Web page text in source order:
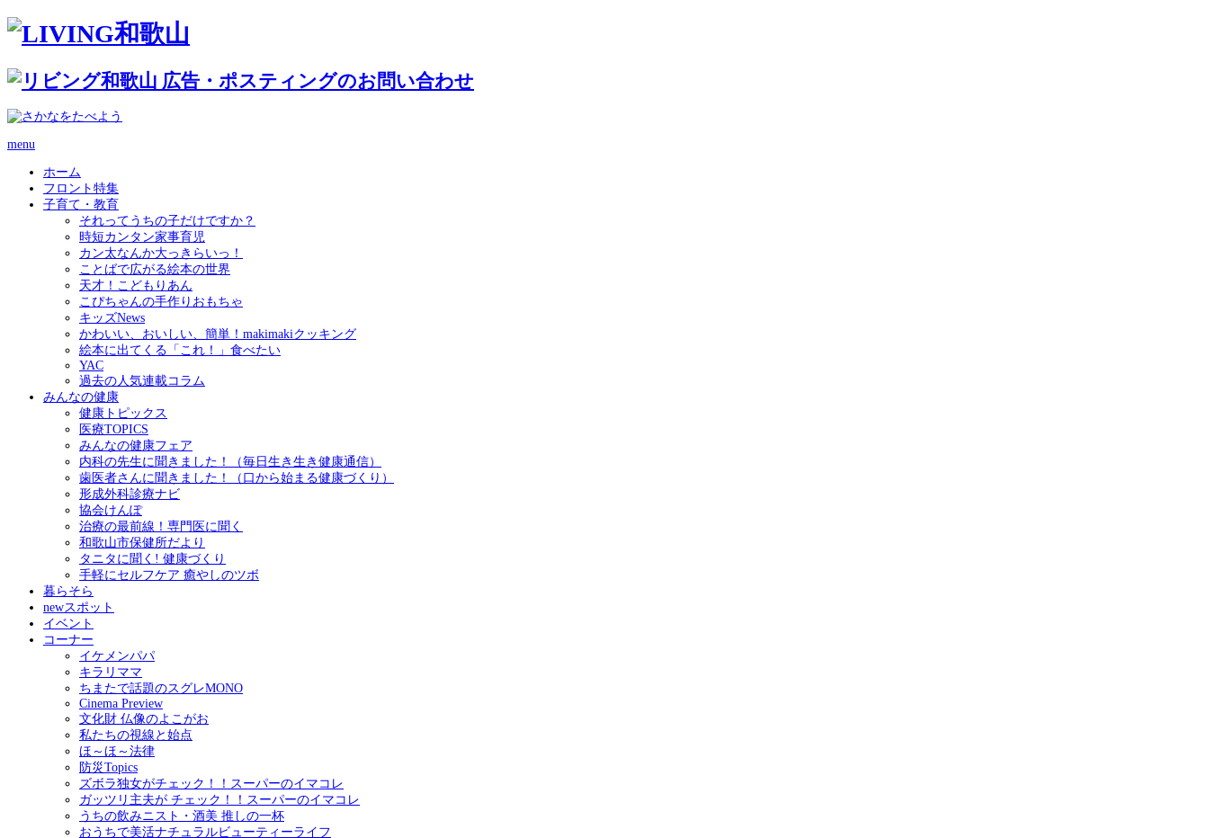
menu
ホーム
フロント特集
子育て・教育
それってうちの子だけですか？
時短カンタン家事育児
カン太なんか大っきらいっ！
ことばで広がる絵本の世界
天才！こどもりあん
こぴちゃんの手作りおもちゃ
キッズNews
かわいい、おいしい、簡単！makimakiクッキング
絵本に出てくる「これ！」食べたい
YAC
過去の人気連載コラム
みんなの健康
健康トピックス
医療TOPICS
みんなの健康フェア
内科の先生に聞きました！（毎日生き生き健康通信）
歯医者さんに聞きました！（口から始まる健康づくり）
形成外科診療ナビ
協会けんぽ
治療の最前線！専門医に聞く
和歌山市保健所だより
タニタに聞く! 健康づくり
手軽にセルフケア 癒やしのツボ
暮らそら
newスポット
イベント
コーナー
イケメンパパ
キラリママ
ちまたで話題のスグレMONO
Cinema Preview
文化財 仏像のよこがお
私たちの視線と始点
ほ～ほ～法律
防災Topics
ズボラ独女がチェック！！スーパーのイマコレ
ガッツリ主夫が チェック！！スーパーのイマコレ
うちの飲みニスト・酒美 推しの一杯
おうちで美活ナチュラルビューティーライフ